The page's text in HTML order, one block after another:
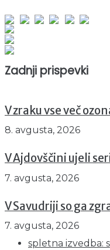
Zadnji prispevki
V zraku vse več
8. avgusta, 2026
V Ajdovščini ujeli
7. avgusta, 2026
V Savudriji so ga
7. avgusta, 2026
spletna izvedba: